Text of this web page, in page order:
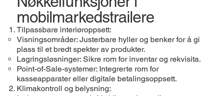
mobilmarkedstrailere
Tilpassbare interiøroppsett:
Visningsområder: Justerbare hyller og benker for å gi
plass til et bredt spekter av produkter.
Lagringsløsninger: Sikre rom for inventar og rekvisita.
Point-of-Sale-systemer: Integrerte rom for
kasseapparater eller digitale betalingsoppsett.
Klimakontroll og belysning: